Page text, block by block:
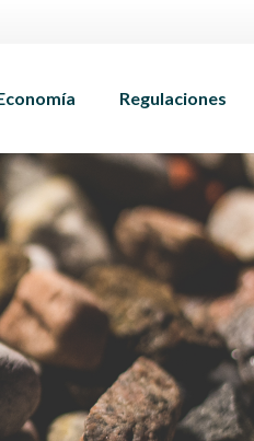
Regulaciones